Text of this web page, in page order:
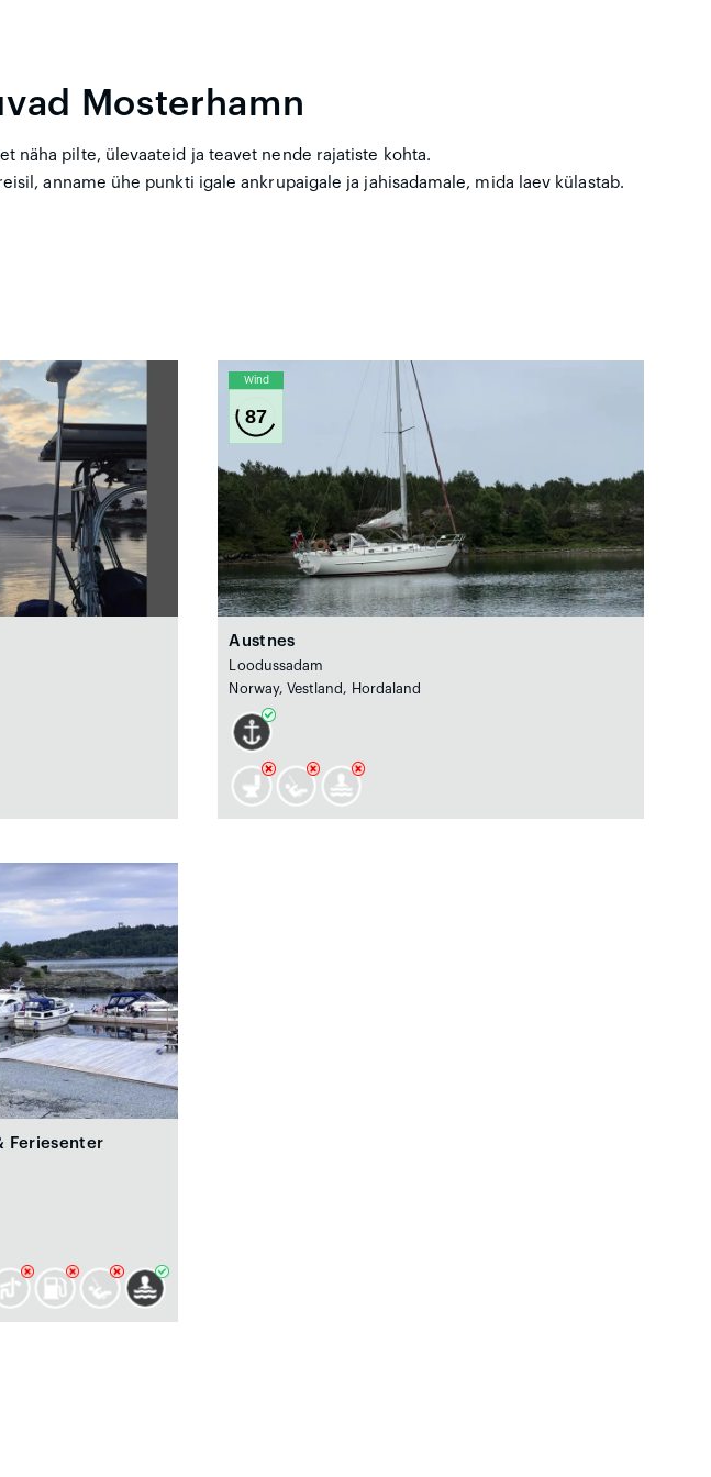
Mosterhamn
näha pilte, ülevaateid ja teavet nende rajatiste kohta.
anname ühe punkti igale ankrupaigale ja jahisadamale, mida laev külastab.
Wind
87
Austnes
Loodussadam
Norway, Vestland, Hordaland
Feriesenter